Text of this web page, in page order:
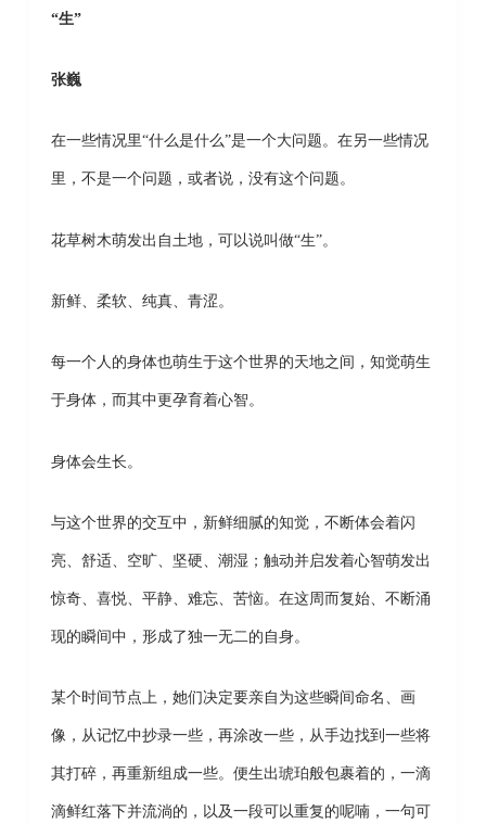
“生”
张巍
在一些情况里“什么是什么”是一个大问题。在另一些情况
里，不是一个问题，或者说，没有这个问题。
花草树木萌发出自土地，可以说叫做“生”。
新鲜、柔软、纯真、青涩。
每一个人的身体也萌生于这个世界的天地之间，知觉萌生
于身体，而其中更孕育着心智。
身体会生长。
与这个世界的交互中，新鲜细腻的知觉，不断体会着闪
亮、舒适、空旷、坚硬、潮湿；触动并启发着心智萌发出
惊奇、喜悦、平静、难忘、苦恼。在这周而复始、不断涌
现的瞬间中，形成了独一无二的自身。
某个时间节点上，她们决定要亲自为这些瞬间命名、画
像，从记忆中抄录一些，再涂改一些，从手边找到一些将
其打碎，再重新组成一些。便生出琥珀般包裹着的，一滴
滴鲜红落下并流淌的，以及一段可以重复的呢喃，一句可